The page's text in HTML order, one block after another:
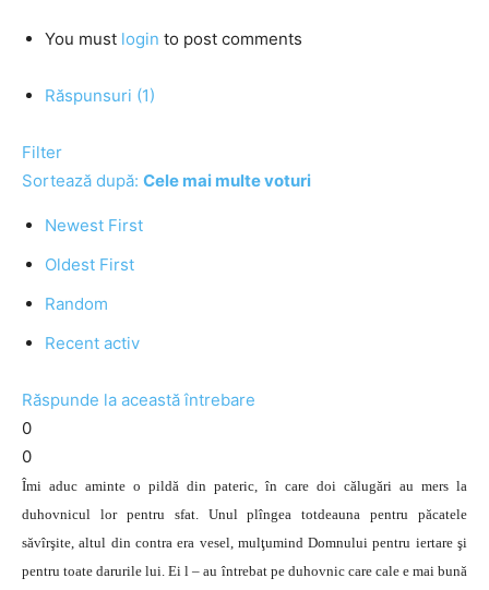
You must login to post comments
Răspunsuri (1)
Filter
Sortează după: Cele mai multe voturi
Newest First
Oldest First
Random
Recent activ
Răspunde la această întrebare
0
0
Îmi aduc aminte o pildă din pateric, în care doi călugări au mers la
duhovnicul lor pentru sfat. Unul plîngea totdeauna pentru păcatele
săvîrşite, altul din contra era vesel, mulţumind Domnului pentru iertare şi
pentru toate darurile lui. Ei l – au întrebat pe duhovnic care cale e mai bună